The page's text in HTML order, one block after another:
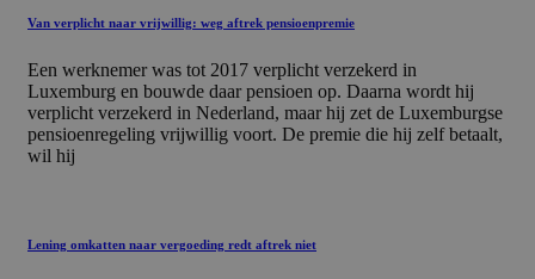
Van verplicht naar vrijwillig: weg aftrek pensioenpremie
Een werknemer was tot 2017 verplicht verzekerd in
Luxemburg en bouwde daar pensioen op. Daarna wordt hij
verplicht verzekerd in Nederland, maar hij zet de Luxemburgse
pensioenregeling vrijwillig voort. De premie die hij zelf betaalt,
wil hij
Lening omkatten naar vergoeding redt aftrek niet